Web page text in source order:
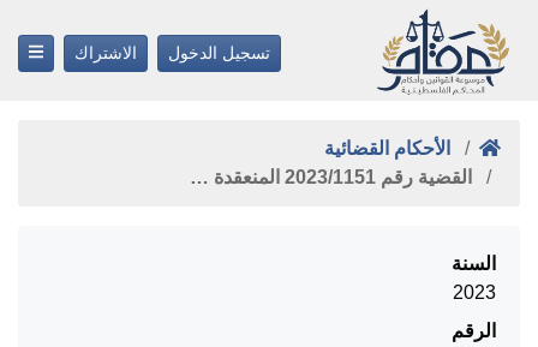
تسجيل الدخول الاشتراك
الأحكام القضائية
القضية رقم ‎1151‏/‎2023‏ المنعقدة …
السنة
2023
الرقم